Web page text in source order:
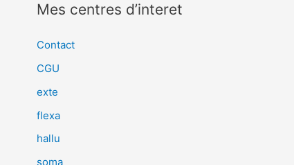
e
e
r
Mes centres d’interet
Contact
CGU
exte
flexa
hallu
soma